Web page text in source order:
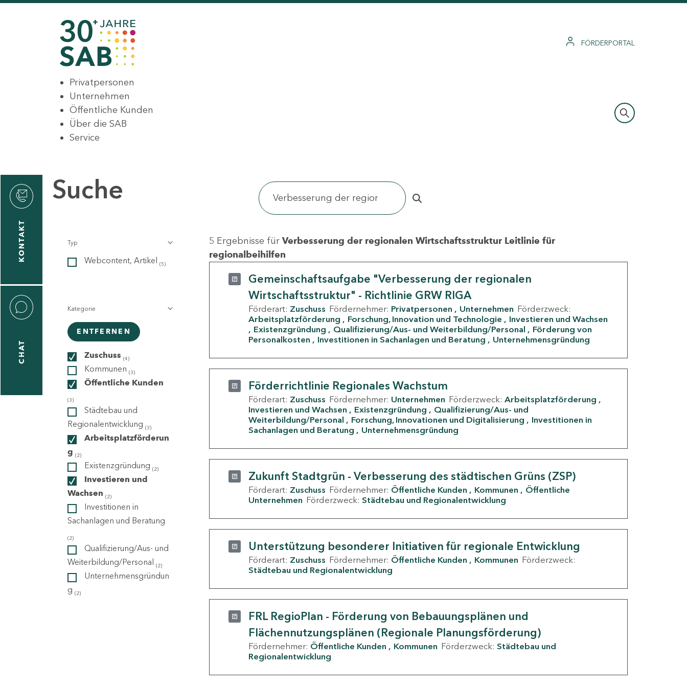
FÖRDERPORTAL
Privatpersonen
Unternehmen
Öffentliche Kunden
Über die SAB
Service
KONTAKT
CHAT
Suche
Typ
Webcontent, Artikel (5)
Kategorie
ENTFERNEN
Zuschuss (4)
Kommunen (3)
Öffentliche Kunden
(3)
Städtebau und
Regionalentwicklung (3)
Arbeitsplatzförderun
g (2)
Existenzgründung (2)
Investieren und
Wachsen (2)
Investitionen in
Sachanlagen und Beratung
(2)
Qualifizierung/Aus- und
Weiterbildung/Personal (2)
Unternehmensgründun
g (2)
5 Ergebnisse für Verbesserung der regionalen Wirtschaftsstruktur Leitlinie für
regionalbeihilfen
Gemeinschaftsaufgabe "Verbesserung der regionalen
Wirtschaftsstruktur" - Richtlinie GRW RIGA
Förderart: Zuschuss Fördernehmer: Privatpersonen Unternehmen Förderzweck:
Arbeitsplatzförderung
Forschung, Innovation und Technologie
Investieren und Wachsen
Existenzgründung
Qualifizierung/Aus- und Weiterbildung/Personal
Förderung von
Personalkosten
Investitionen in Sachanlagen und Beratung Unternehmensgründung
Förderrichtlinie Regionales Wachstum
Förderart: Zuschuss Fördernehmer: Unternehmen Förderzweck: Arbeitsplatzförderung
Investieren und Wachsen
Existenzgründung
Qualifizierung/Aus- und
Weiterbildung/Personal
Forschung, Innovationen und Digitalisierung
Investitionen in
Sachanlagen und Beratung
Unternehmensgründung
Zukunft Stadtgrün - Verbesserung des städtischen Grüns (ZSP)
Förderart: Zuschuss Fördernehmer: Öffentliche Kunden Kommunen
Öffentliche
Unternehmen Förderzweck: Städtebau und Regionalentwicklung
Unterstützung besonderer Initiativen für regionale Entwicklung
Förderart: Zuschuss Fördernehmer: Öffentliche Kunden Kommunen Förderzweck:
Städtebau und Regionalentwicklung
FRL RegioPlan - Förderung von Bebauungsplänen und
Flächennutzungsplänen (Regionale Planungsförderung)
Fördernehmer: Öffentliche Kunden Kommunen Förderzweck: Städtebau und
Regionalentwicklung